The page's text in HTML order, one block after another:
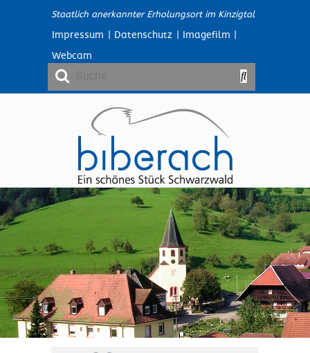
Staatlich anerkannter Erholungsort im Kinzigtal
Impressum | Datenschutz | Imagefilm |
Webcam